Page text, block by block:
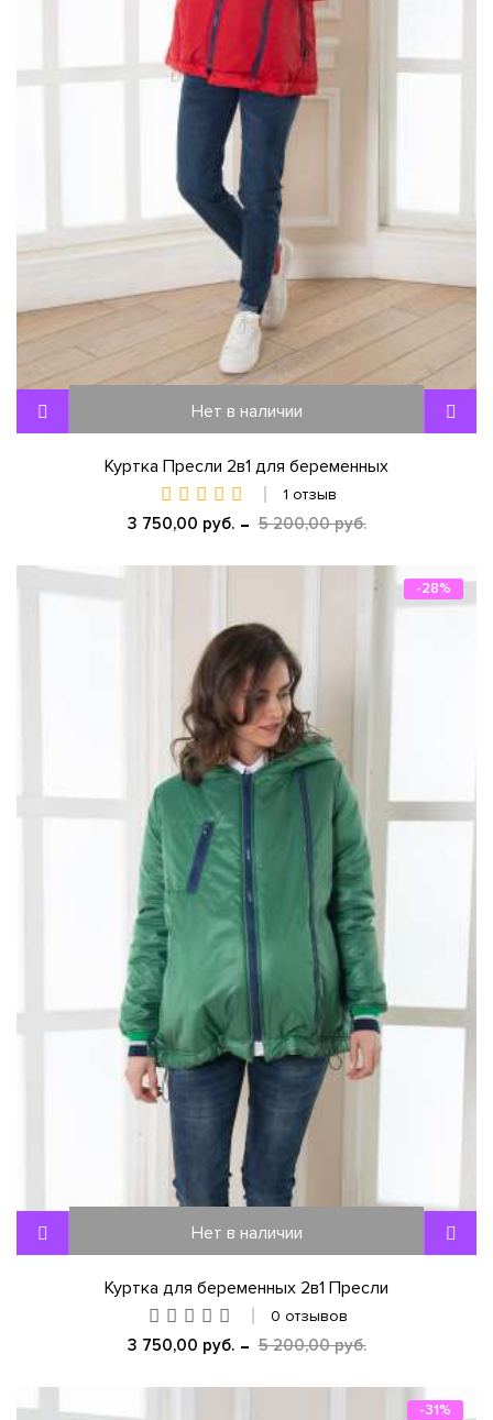
Нет в наличии
Куртка Пресли 2в1 для беременных
1 отзыв
3 750,00 руб. 5 200,00 руб.
-28%
Нет в наличии
Куртка для беременных 2в1 Пресли
0 отзывов
3 750,00 руб. 5 200,00 руб.
-31%